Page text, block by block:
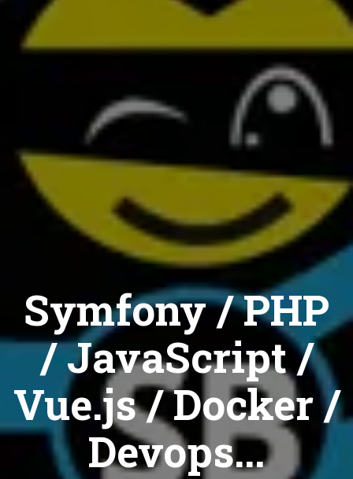
Symfony / PHP
/ JavaScript /
Vue.js / Docker /
Devops...